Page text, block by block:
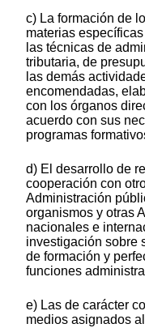
c) La formación de
materias
las técnicas de
tributaria, de
las demás
encomendadas,
con los órganos
acuerdo con sus
programas
d) El desarrollo de
cooperación con
Administración
organismos y otras
nacionales e
investigación sobre
de formación y
funciones
e) Las de carácter
medios asignados